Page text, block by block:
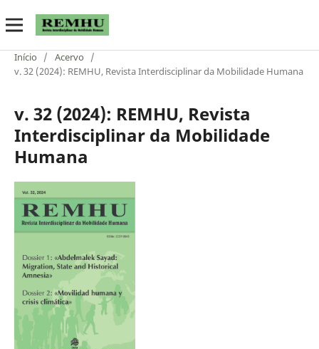
Início / Acervo
/
v. 32 (2024): REMHU, Revista Interdisciplinar da Mobilidade Humana
v. 32 (2024): REMHU, Revista
Interdisciplinar da Mobilidade
Humana